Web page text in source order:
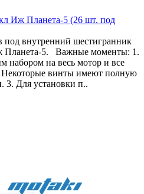
Иж Планета-5 (26 шт. под
внутренний шестигранник
Планета-5. Важные моменты: 1.
набором на весь мотор и все
винты имеют полную
3. Для установки п..